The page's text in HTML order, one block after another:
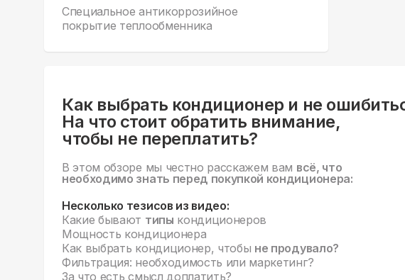
Специальное антикоррозийное
покрытие теплообменника
Как выбрать кондиционер и не
На что стоит обратить внимание,
чтобы не переплатить?
В этом обзоре мы честно расскажем вам всё, что
необходимо знать перед покупкой кондиционера:
Несколько тезисов из видео:
Какие бывают типы кондиционеров
Мощность кондиционера
Как выбрать кондиционер, чтобы не продувало?
Фильтрация: необходимость или маркетинг?
За что есть смысл доплатить?